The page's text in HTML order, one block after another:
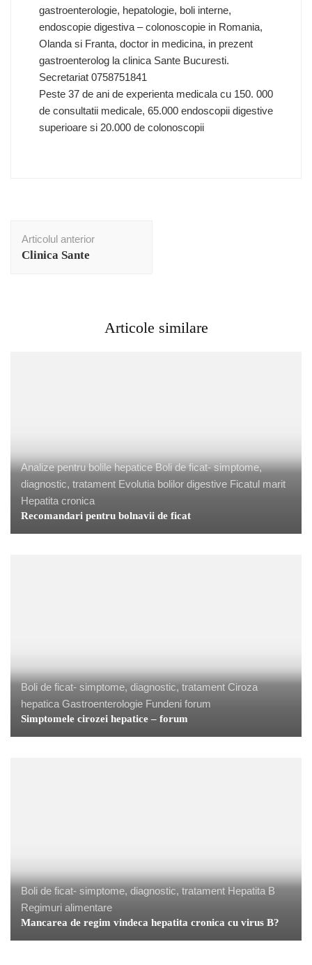
gastroenterologie, hepatologie, boli interne,
endoscopie digestiva – colonoscopie in Romania,
Olanda si Franta, doctor in medicina, in prezent
gastroenterolog la clinica Sante Bucuresti.
Secretariat 0758751841
Peste 37 de ani de experienta medicala cu 150. 000
de consultatii medicale, 65.000 endoscopii digestive
superioare si 20.000 de colonoscopii
în
articole
Articolul anterior
Clinica Sante
Articole similare
Analize pentru bolile hepatice Boli de ficat- simptome,
diagnostic, tratament Evolutia bolilor digestive Ficatul marit
Hepatita cronica
Recomandari pentru bolnavii de ficat
Boli de ficat- simptome, diagnostic, tratament Ciroza
hepatica Gastroenterologie Fundeni forum
Simptomele cirozei hepatice – forum
Boli de ficat- simptome, diagnostic, tratament Hepatita B
Regimuri alimentare
Mancarea de regim vindeca hepatita cronica cu virus B?